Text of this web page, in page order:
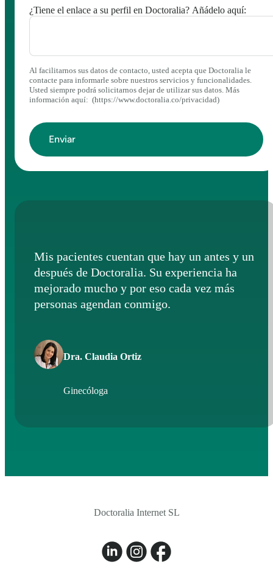
¿Tiene el enlace a su perfil en Doctoralia? Añádelo aquí:
Al facilitarnos sus datos de contacto, usted acepta que Doctoralia le
contacte para informarle sobre nuestros servicios y funcionalidades.
Usted siempre podrá solicitarnos dejar de utilizar sus datos. Más
información aquí: (https://www.doctoralia.co/privacidad)
Mis pacientes cuentan que hay un antes y un
después de Doctoralia. Su experiencia ha
mejorado mucho y por eso cada vez más
personas agendan conmigo.
Dra. Claudia Ortiz
Ginecóloga
Doctoralia Internet SL